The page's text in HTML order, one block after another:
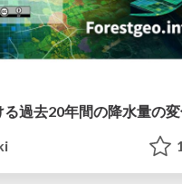
過去20年間の降水量の